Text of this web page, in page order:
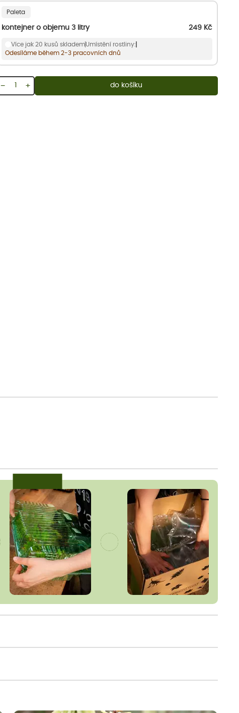
Paleta
kontejner o objemu 3 litry 249 Kč
Více jak 20 kusů sklademUmístění rostliny:
Odesíláme během 2-3 pracovních dnů
+
− do košíku